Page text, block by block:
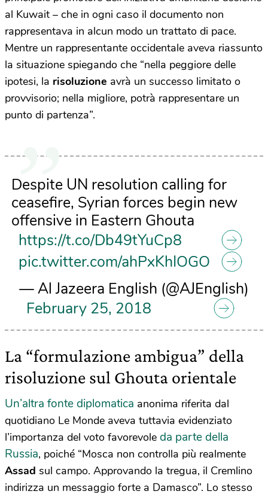
al Kuwait – che in ogni caso il documento non
rappresentava in alcun modo un trattato di pace.
Mentre un rappresentante occidentale aveva riassunto
la situazione spiegando che “nella peggiore delle
ipotesi, la risoluzione avrà un successo limitato o
provvisorio; nella migliore, potrà rappresentare un
punto di partenza”.
Despite UN resolution calling for
ceasefire, Syrian forces begin new
offensive in Eastern Ghouta
https://t.co/Db49tYuCp8
pic.twitter.com/ahPxKhIOGO
— Al Jazeera English (@AJEnglish)
February 25, 2018
La “formulazione ambigua” della
risoluzione sul Ghouta orientale
Un’altra fonte diplomatica anonima riferita dal
quotidiano Le Monde aveva tuttavia evidenziato
l’importanza del voto favorevole da parte della
Russia, poiché “Mosca non controlla più realmente
Assad sul campo. Approvando la tregua, il Cremlino
indirizza un messaggio forte a Damasco”. Lo stesso